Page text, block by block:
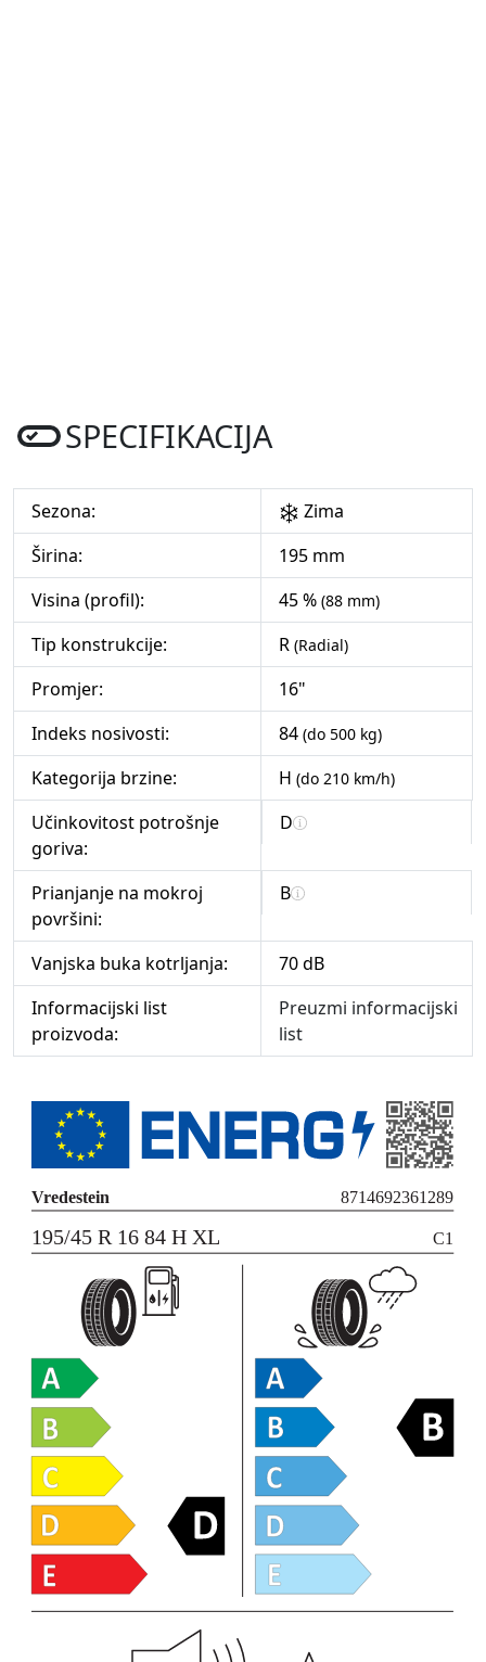
SPECIFIKACIJA
Sezona:
Zima
Širina:
195 mm
Visina (profil):
45 % (88 mm)
Tip konstrukcije: R (Radial)
Promjer:
16"
Indeks nosivosti:
84 (do 500 kg)
Kategorija brzine: H (do 210 km/h)
Učinkovitost potrošnje
goriva:
D
Prianjanje na mokroj
površini:
B
Vanjska buka kotrljanja:
70 dB
Informacijski list
proizvoda:
Preuzmi informacijski
list